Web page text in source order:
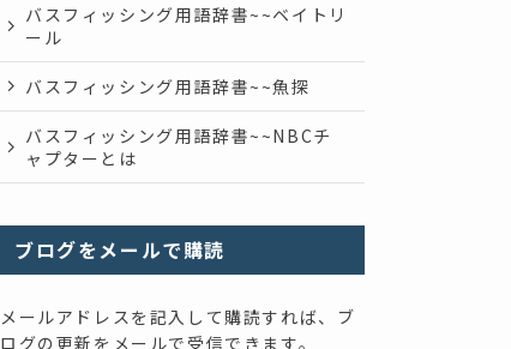
バスフィッシング用語辞書~~ベイトリ
ール
バスフィッシング用語辞書~~魚探
バスフィッシング用語辞書~~NBCチ
ャプターとは
ブログをメールで購読
メールアドレスを記入して購読すれば、ブ
ログの更新をメールで受信できます。